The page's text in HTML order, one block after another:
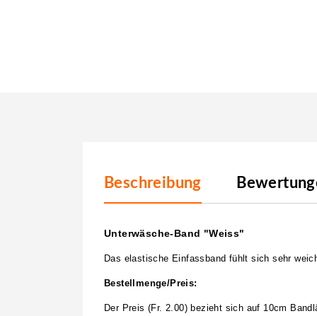
Beschreibung
Unterwäsche-Band "Weiss"
Das elastische Einfassband fühlt sich sehr
Bestellmenge/Preis:
Der Preis (Fr. 2.00) bezieht sich auf 10cm